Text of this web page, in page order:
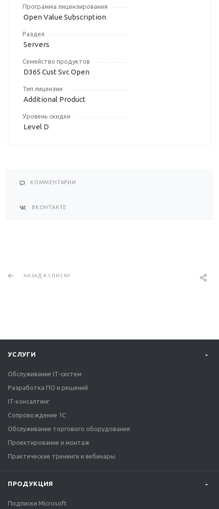
Программа лицензирования
Open Value Subscription
Раздел
Servers
Семейство продуктов
D365 Cust Svc Open
Тип лицензии
Additional Product
Уровень скидки
Level D
КОММЕНТАРИИ
ВКОНТАКТЕ
НАЗАД К СПИСКУ
УСЛУГИ
Обслуживание IT-систем
Разработка ПО и решений
IT-консалтинг
Сопровождение 1С
Обслуживание торгового оборудования
Проектирование и монтаж
Практические тренинги и вебинары
ПРОДУКЦИЯ
Подписки Microsoft